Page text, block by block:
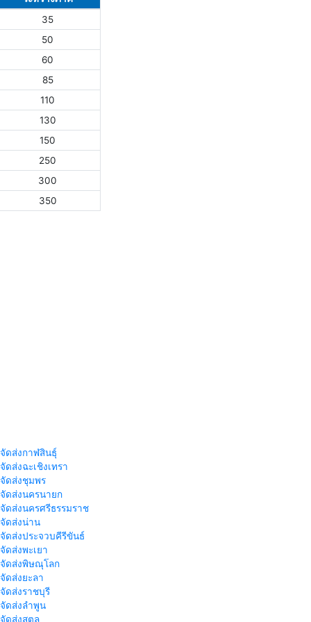
35
50
60
85
110
130
150
250
300
350
ดส่งกาฬสินธุ์
ดส่งฉะเชิงเทรา
ดส่งชุมพร
ดส่งนครนายก
ดส่งนครศรีธรรมราช
ดส่งน่าน
ดส่งประจวบคีรีขันธ์
ดส่งพะเยา
ดส่งพิษณุโลก
ดส่งยะลา
ดส่งราชบุรี
ดส่งลำพูน
ดส่งสตูล